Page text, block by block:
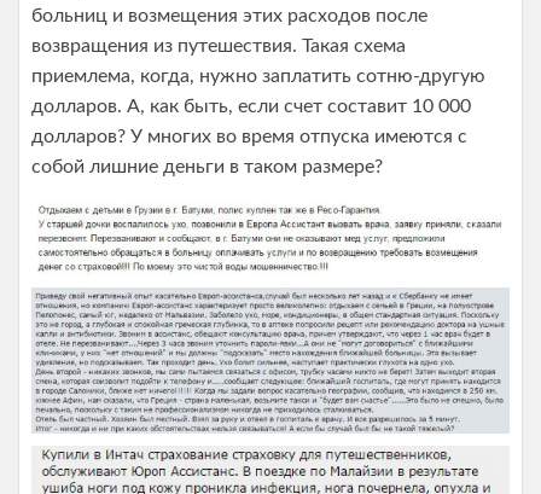
больниц и возмещения этих расходов после
возвращения из путешествия. Такая схема
приемлема, когда, нужно заплатить сотню-другую
долларов. А, как быть, если счет составит 10 000
долларов? У многих во время отпуска имеются с
собой лишние деньги в таком размере?